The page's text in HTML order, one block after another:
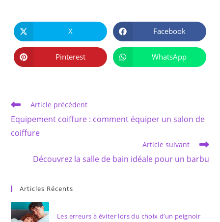
CE
CONTENU
Ouvrir
dans
une
autre
fenêtre
X Ouvrir
dans
une
autre
fenêtre
Facebook
Ouvrir
dans
Pinterest Ouvrir
dans
WhatsApp
Read
articles
Article précédent
Equipement coiffure : comment équiper un salon de
coiffure
Article suivant
Découvrez la salle de bain idéale pour un barbu
Articles Récents
Les erreurs à éviter lors du choix d’un peignoir